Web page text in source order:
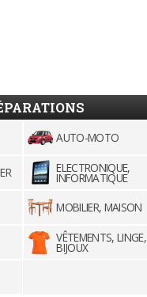
AUTO-MOTO
ELECTRONIQUE,
INFORMATIQUE
MOBILIER, MAISON
VÊTEMENTS, LINGE,
BIJOUX